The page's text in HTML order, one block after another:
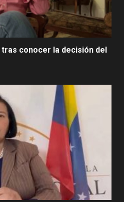
conocer la decisión del